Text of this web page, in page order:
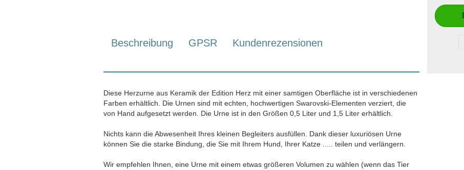
Beschreibung GPSR Kundenrezensionen
Diese Herzurne aus Keramik der Edition Herz mit einer samtigen Oberfläche ist in verschiedenen
Farben erhältlich. Die Urnen sind mit echten, hochwertigen Swarovski-Elementen verziert, die
von Hand aufgesetzt werden. Die Urne ist in den Größen 0,5 Liter und 1,5 Liter erhältlich.
Nichts kann die Abwesenheit Ihres kleinen Begleiters ausfüllen. Dank dieser luxuriösen Urne
können Sie die starke Bindung, die Sie mit Ihrem Hund, Ihrer Katze ..... teilen und verlängern.
Wir empfehlen Ihnen, eine Urne mit einem etwas größeren Volumen zu wählen (wenn das Tier